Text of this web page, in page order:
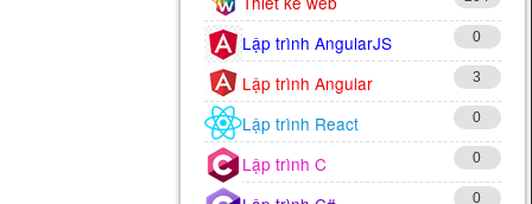
Lập trình AngularJS 0
Lập trình Angular 3
Lập trình React 0
Lập trình C 0
0